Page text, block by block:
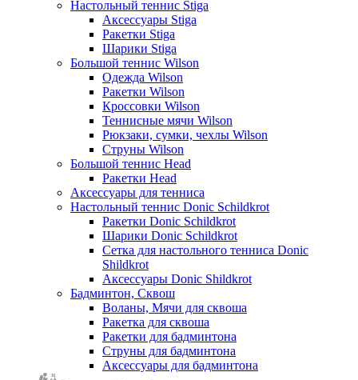
Настольный теннис Stiga
Аксессуары Stiga
Ракетки Stiga
Шарики Stiga
Большой теннис Wilson
Одежда Wilson
Ракетки Wilson
Кроссовки Wilson
Теннисные мячи Wilson
Рюкзаки, сумки, чехлы Wilson
Струны Wilson
Большой теннис Head
Ракетки Head
Аксессуары для тенниса
Настольный теннис Donic Schildkrot
Ракетки Donic Schildkrot
Шарики Donic Schildkrot
Сетка для настольного тенниса Donic
Shildkrot
Аксессуары Donic Shildkrot
Бадминтон, Сквош
Воланы, Мячи для сквоша
Ракетка для сквоша
Ракетки для бадминтона
Струны для бадминтона
Аксессуары для бадминтона